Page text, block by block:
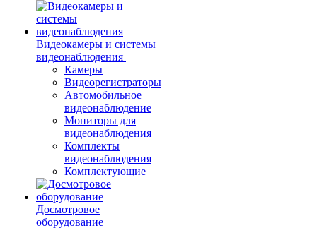
Видеокамеры и системы
видеонаблюдения
Камеры
Видеорегистраторы
Автомобильное
видеонаблюдение
Мониторы для
видеонаблюдения
Комплекты
видеонаблюдения
Комплектующие
Досмотровое
оборудование